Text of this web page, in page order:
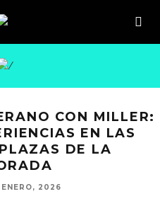
CON MILLER:
EN LAS
DE LA
ENERO, 2026